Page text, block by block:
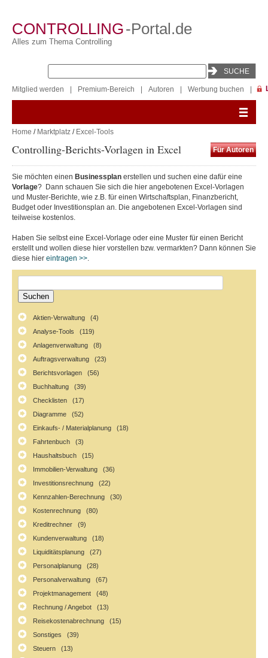
CONTROLLING-Portal.de
Alles zum Thema Controlling
Mitglied werden Premium-Bereich Autoren Werbung buchen
Home / Marktplatz / Excel-Tools
Controlling-Berichts-Vorlagen in Excel Für Autoren
Sie möchten einen Businessplan erstellen und suchen eine dafür eine
Vorlage? Dann schauen Sie sich die hier angebotenen Excel-Vorlagen
und Muster-Berichte, wie z.B. für einen Wirtschaftsplan, Finanzbericht,
Budget oder Investitionsplan an. Die angebotenen Excel-Vorlagen sind
teilweise kostenlos.
Haben Sie selbst eine Excel-Vorlage oder eine Muster für einen Bericht
erstellt und wollen diese hier vorstellen bzw. vermarkten? Dann können Sie
diese hier eintragen >>.
Aktien-Verwaltung (4)
Analyse-Tools (119)
Anlagenverwaltung (8)
Auftragsverwaltung (23)
Berichtsvorlagen (56)
Buchhaltung (39)
Checklisten (17)
Diagramme (52)
Einkaufs- / Materialplanung (18)
Fahrtenbuch (3)
Haushaltsbuch (15)
Immobilien-Verwaltung (36)
Investitionsrechnung (22)
Kennzahlen-Berechnung (30)
Kostenrechnung (80)
Kreditrechner (9)
Kundenverwaltung (18)
Liquiditätsplanung (27)
Personalplanung (28)
Personalverwaltung (67)
Projektmanagement (48)
Rechnung / Angebot (13)
Reisekostenabrechnung (15)
Sonstiges (39)
Steuern (13)